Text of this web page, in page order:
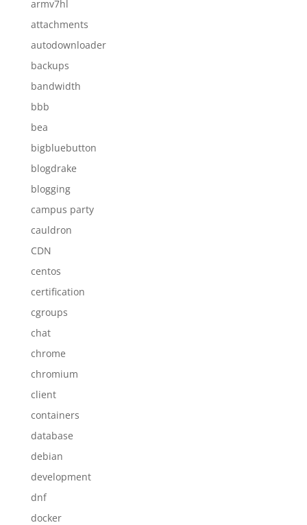
armv7hl
attachments
autodownloader
backups
bandwidth
bbb
bea
bigbluebutton
blogdrake
blogging
campus party
cauldron
CDN
centos
certification
cgroups
chat
chrome
chromium
client
containers
database
debian
development
dnf
docker